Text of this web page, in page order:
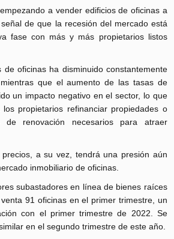
a vender edificios de oficinas a
de que la recesión del mercado está
fase con más y más propietarios listos
de oficinas ha disminuido constantemente
que el aumento de las tasas de
un impacto negativo en el sector, lo que
propietarios refinanciar propiedades o
de renovación necesarios para atraer
a su vez, tendrá una presión aún
inmobiliario de oficinas.
subastadores en línea de bienes raíces
91 oficinas en el primer trimestre, un
con el primer trimestre de 2022. Se
en el segundo trimestre de este año.